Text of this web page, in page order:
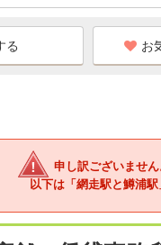
お
申し訳ございませ
以下は「網走駅と鱒浦駅